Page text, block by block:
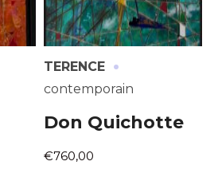
TERENCE ·
contemporain
Don Quichotte
€760,00